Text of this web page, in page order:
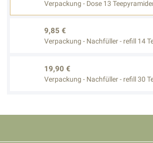
Verpackung - Dose 13
9,85 €
Verpackung - Nachfüller - refill 14
19,90 €
Verpackung - Nachfüller - refill 30